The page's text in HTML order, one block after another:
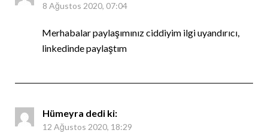
8 Ağustos 2020, 07:04
Merhabalar paylaşımınız ciddiyim ilgi uyandırıcı,
linkedinde paylaştım
Hümeyra dedi ki:
12 Ağustos 2020, 18:29